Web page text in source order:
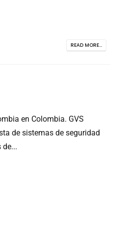
READ MORE...
en Colombia. GVS
de sistemas de seguridad
de...